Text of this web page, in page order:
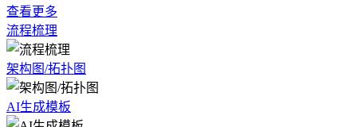
查看更多
流程梳理
架构图/拓扑图
AI生成模板